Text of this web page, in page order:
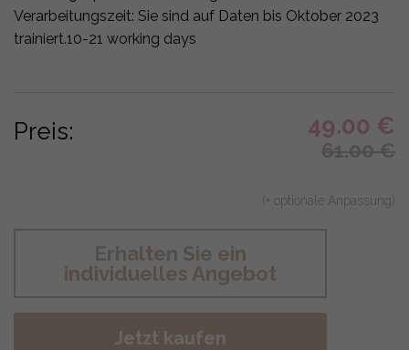
Verarbeitungszeit: Sie sind auf Daten bis Oktober 2023
trainiert.10-21 working days
Preis: 49.00 €
61.00€
(+ optionale Anpassung)
Erhalten Sie ein
individuelles Angebot
Jetzt kaufen